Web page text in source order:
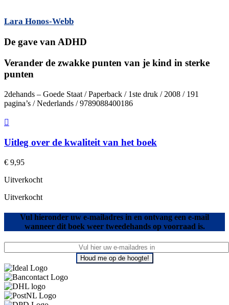
Lara Honos-Webb
De gave van ADHD
Verander de zwakke punten van je kind in sterke
punten
2dehands – Goede Staat / Paperback / 1ste druk / 2008 / 191
pagina’s / Nederlands / 9789088400186
Uitleg over de kwaliteit van het boek
€ 9,95
Uitverkocht
Uitverkocht
Vul hieronder uw e-mailadres in en ontvang een e-mail
wanneer dit boek weer tweedehands op voorraad is.
Houd me op de hoogte!